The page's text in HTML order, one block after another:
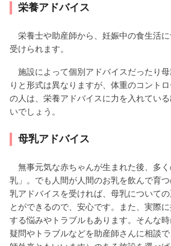
栄養アドバイス
栄養士や助産師から、妊娠中の食生活
受けられます。
施設によって個別アドバイスだったり
りと形式は異なりますが、体重のコント
の人は、栄養アドバイスに力を入れてい
いでしょう。
母乳アドバイス
無事元気な赤ちゃんが生まれた後、多
乳」。でも人間が人間のお乳を飲んで育
乳アドバイスを受ければ、母乳について
とができるので、安心です。また、実際
する悩みやトラブルもあります。そんな
疑問やトラブルなどを助産師さんに相談